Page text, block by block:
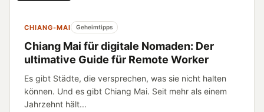
CHIANG-MAI Geheimtipps
Chiang Mai für digitale Nomaden: Der
ultimative Guide für Remote Worker
Es gibt Städte, die versprechen, was sie nicht halten
können. Und es gibt Chiang Mai. Seit mehr als einem
Jahrzehnt hält...